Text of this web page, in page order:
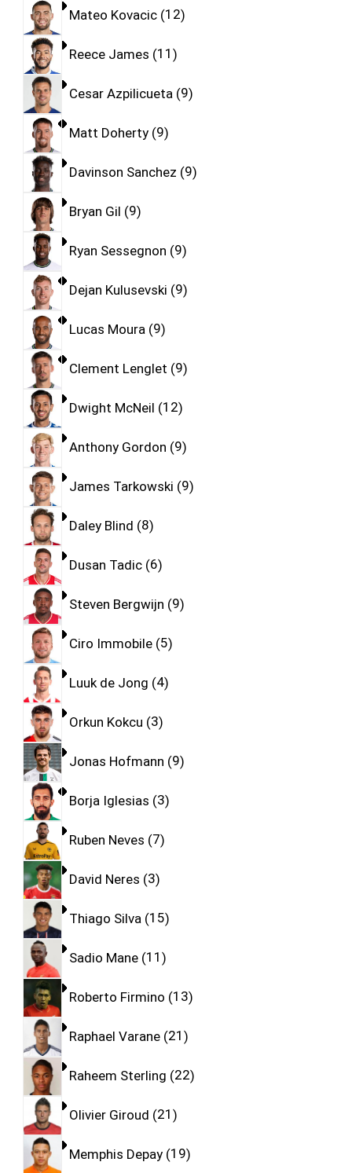
Mateo Kovacic 12
Reece James 11
Cesar Azpilicueta 9
Matt Doherty 9
Davinson Sanchez 9
Bryan Gil 9
Ryan Sessegnon 9
Dejan Kulusevski 9
Lucas Moura 9
Clement Lenglet 9
Dwight McNeil 12
Anthony Gordon 9
James Tarkowski 9
Daley Blind 8
Dusan Tadic 6
Steven Bergwijn 9
Ciro Immobile 5
Luuk de Jong 4
Orkun Kokcu 3
Jonas Hofmann 9
Borja Iglesias 3
Ruben Neves 7
David Neres 3
Thiago Silva 15
Sadio Mane 11
Roberto Firmino 13
Raphael Varane 21
Raheem Sterling 22
Olivier Giroud 21
Memphis Depay 19